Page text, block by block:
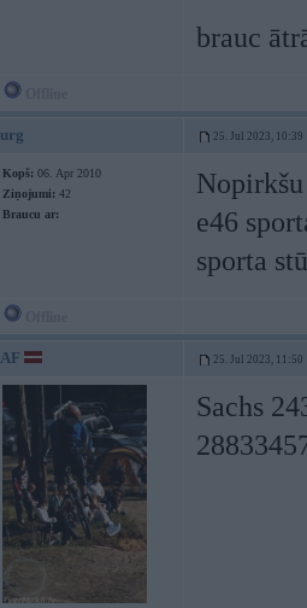
brauc
urg 25. Jul 2023, 10:39
Kopš: 06. Apr 2010
Ziņojumi: 42
Braucu ar:
e46
sporta
AF 25. Jul 2023, 11:50
Sachs